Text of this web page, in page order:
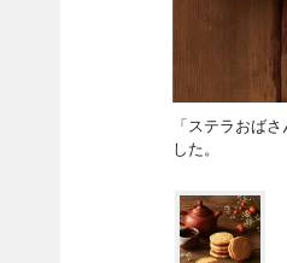
「ステラおば
した。